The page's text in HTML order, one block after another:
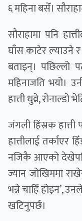
६ महिना बसेँ।
सौराहामा पनि
घाँस काटेर ल्याउने र
बताइन्। पछिल्लो
महिनाजति भयो।
हात्ती धुव्रे, रोनाल्डो
जंगली हिंस्रक
हात्तीलाई तर्काएर
नजिकै आएको
ज्यान जोखिममा
भन्ने चाहिँ होइन’,
खटिनुपर्छ।